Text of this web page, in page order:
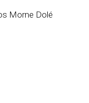
Morne Dolé